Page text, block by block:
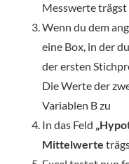
Messwerte trägst
Wenn du dem
eine Box, in der
der ersten
Die Werte der
Variablen B zu
In das Feld
Mittelwerte